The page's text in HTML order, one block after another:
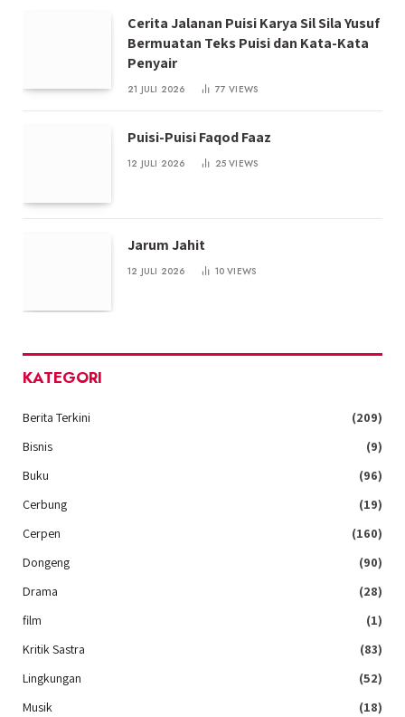
Cerita Jalanan Puisi Karya Sil Sila Yusuf
Bermuatan Teks Puisi dan Kata-Kata
Penyair
21 JULI 2026 77VIEWS
Puisi-Puisi Faqod Faaz
12 JULI 2026 25VIEWS
Jarum Jahit
12 JULI 2026 10VIEWS
KATEGORI
Berita Terkini
(209)
Bisnis
(9)
Buku
(96)
Cerbung
(19)
Cerpen
(160)
Dongeng
(90)
Drama
(28)
film
(1)
Kritik Sastra
(83)
Lingkungan
(52)
Musik
(18)